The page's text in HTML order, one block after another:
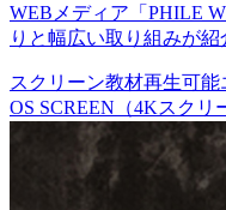
WEBメディア「PHILE
りと幅広い取り組みが紹
スクリーン教材再生可能
OS SCREEN（4Kスクリ